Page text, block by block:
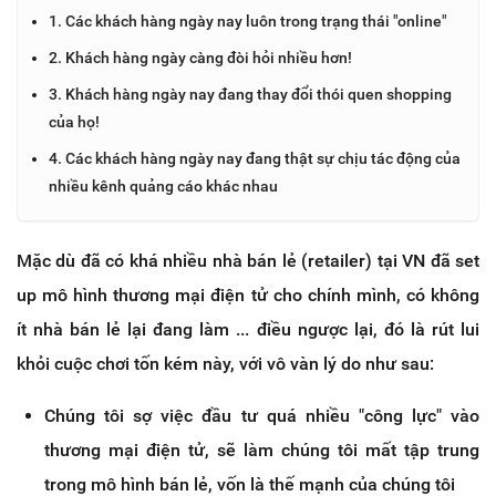
1. Các khách hàng ngày nay luôn trong trạng thái "online"
2. Khách hàng ngày càng đòi hỏi nhiều hơn!
3. Khách hàng ngày nay đang thay đổi thói quen shopping
của họ!
4. Các khách hàng ngày nay đang thật sự chịu tác động của
nhiều kênh quảng cáo khác nhau
Mặc dù đã có khá nhiều nhà bán lẻ (retailer) tại VN đã set
up mô hình thương mại điện tử cho chính mình, có không
ít nhà bán lẻ lại đang làm ... điều ngược lại, đó là rút lui
khỏi cuộc chơi tốn kém này, với vô vàn lý do như sau:
Chúng tôi sợ việc đầu tư quá nhiều "công lực" vào
thương mại điện tử, sẽ làm chúng tôi mất tập trung
trong mô hình bán lẻ, vốn là thế mạnh của chúng tôi